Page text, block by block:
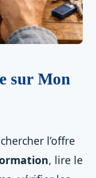
sur Mon
l’offre
, lire le